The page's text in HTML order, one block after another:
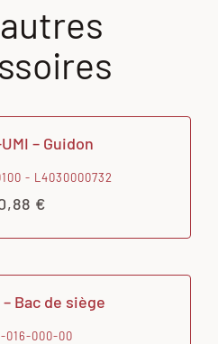
– Guidon
- L4030000732
€
Bac de siège
016-000-00